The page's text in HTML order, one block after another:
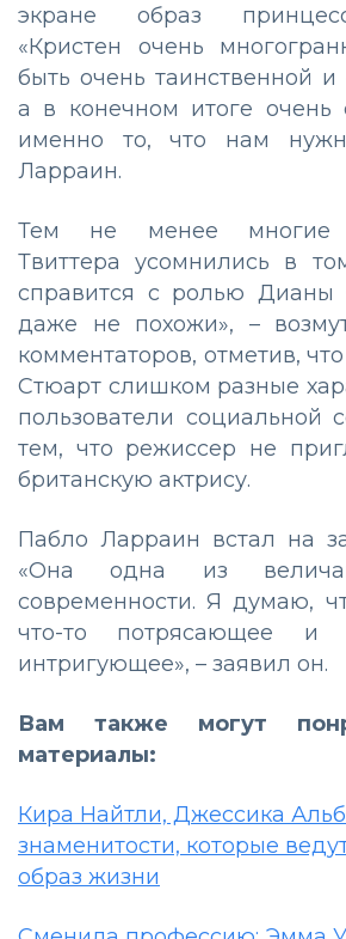
экране образ
«Кристен очень
быть очень таинственной и
а в конечном итоге очень
именно то, что нам
Ларраин.
Тем не менее многие
Твиттера усомнились в
справится с ролью Дианы
даже не похожи», –
комментаторов, отметив,
Стюарт слишком разные
пользователи социальной
тем, что режиссер не
британскую актрису.
Пабло Ларраин встал на
«Она одна из
современности. Я думаю,
что-то потрясающее и
интригующее», – заявил он.
Вам также могут
материалы:
Кира Найтли, Джессика
знаменитости, которые
образ жизни